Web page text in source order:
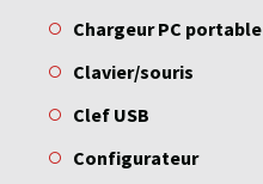
Chargeur PC portable
Clavier/souris
Clef USB
Configurateur